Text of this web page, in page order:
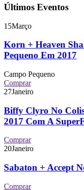
Últimos Eventos
15Março
Korn + Heaven
Pequeno Em 2017
Campo Pequeno
Comprar
27Janeiro
Biffy Clyro No
2017 Com A
Comprar
20Janeiro
Sabaton + Accept
Comprar